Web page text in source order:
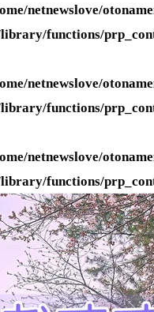
netnewslove/
functions/
netnewslove/
functions/
netnewslove/
functions/